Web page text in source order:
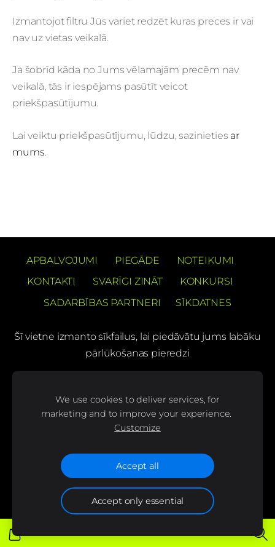
Izmantojot filtru Jūs variet redzēt kuras preces ir vai
nav uz vietas veikalā.
Ja šobrīd kāda no Jums vēlamajām precēm nav
veikalā, tās ir iespējams pasūtīt veicot
priekšpasūtījumu.
Lai veiktu priekšpasūtījumu, lūdzu, sazinieties ar
mums.
APBALVOJUMI PIEGĀDE
NOTEIKUMI
KONTAKTI
SVARĪGI ZINĀT
KONKURSI
SADARBĪBAS PARTNERI
SĪKDATNES
Šī vietne izmanto sīkfailus, lai piedāvātu jums labāku
pārlūkošanas pieredzi
(C) SIA "BS bicycles"
Seko mums mūsu sociālajos tīklos un uzzini
jaunumus pirmais!
We use cookies to deliver services, for
marketing and to improve your experience.
Customize
Accept all
Accept only essential